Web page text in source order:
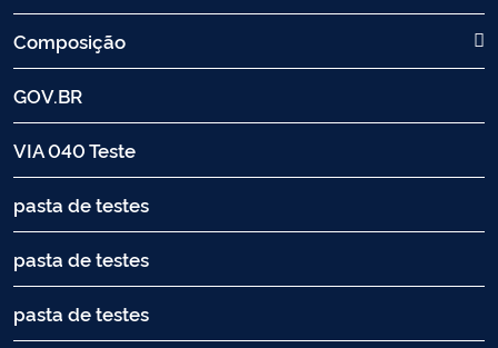
Composição
GOV.BR
VIA 040 Teste
pasta de testes
pasta de testes
pasta de testes